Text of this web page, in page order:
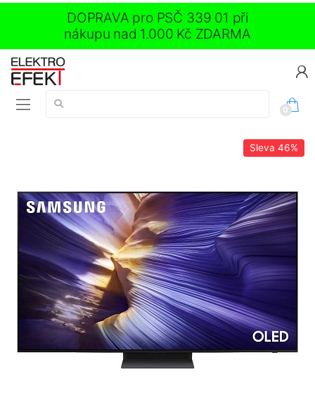
DOPRAVA pro PSČ 339 01 při
nákupu nad 1.000 Kč ZDARMA
Vyhledávání:
0
Sleva 46%